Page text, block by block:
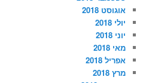
אוגוסט 2018
יולי 2018
יוני 2018
מאי 2018
אפריל 2018
מרץ 2018